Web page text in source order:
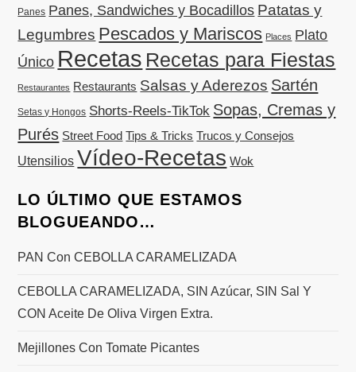
Panes Panes, Sandwiches y Bocadillos Patatas y
Legumbres Pescados y Mariscos Places Plato
Único Recetas Recetas para Fiestas
Restaurantes Restaurants Salsas y Aderezos Sartén
Setas y Hongos Shorts-Reels-TikTok Sopas, Cremas y
Purés Street Food Tips & Tricks Trucos y Consejos
Utensilios Vídeo-Recetas Wok
LO ÚLTIMO QUE ESTAMOS
BLOGUEANDO…
PAN Con CEBOLLA CARAMELIZADA
CEBOLLA CARAMELIZADA, SIN Azúcar, SIN Sal Y
CON Aceite De Oliva Virgen Extra.
Mejillones Con Tomate Picantes